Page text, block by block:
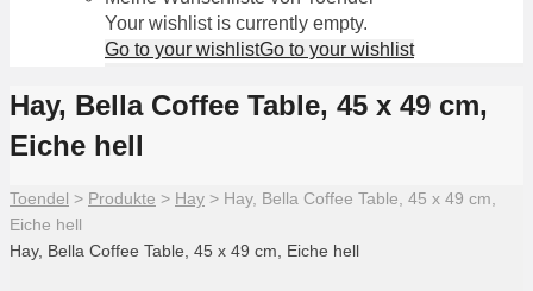
Your wishlist is currently empty.
Go to your wishlistGo to your wishlist
Hay, Bella Coffee Table, 45 x 49 cm,
Eiche hell
Toendel > Produkte > Hay > Hay, Bella Coffee Table, 45 x 49 cm,
Eiche hell
Hay, Bella Coffee Table, 45 x 49 cm, Eiche hell